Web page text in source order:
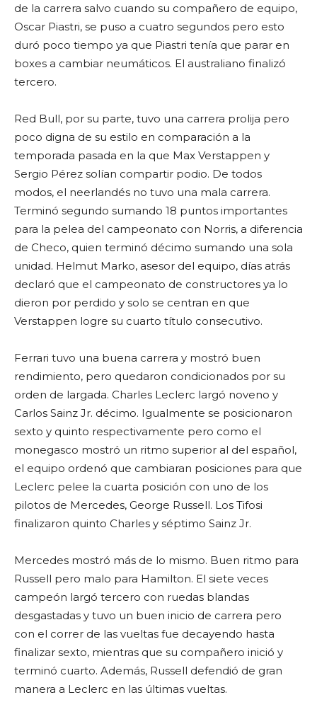
de la carrera salvo cuando su compañero de equipo,
Oscar Piastri, se puso a cuatro segundos pero esto
duró poco tiempo ya que Piastri tenía que parar en
boxes a cambiar neumáticos. El australiano finalizó
tercero.
Red Bull, por su parte, tuvo una carrera prolija pero
poco digna de su estilo en comparación a la
temporada pasada en la que Max Verstappen y
Sergio Pérez solían compartir podio. De todos
modos, el neerlandés no tuvo una mala carrera.
Terminó segundo sumando 18 puntos importantes
para la pelea del campeonato con Norris, a diferencia
de Checo, quien terminó décimo sumando una sola
unidad. Helmut Marko, asesor del equipo, días atrás
declaró que el campeonato de constructores ya lo
dieron por perdido y solo se centran en que
Verstappen logre su cuarto título consecutivo.
Ferrari tuvo una buena carrera y mostró buen
rendimiento, pero quedaron condicionados por su
orden de largada. Charles Leclerc largó noveno y
Carlos Sainz Jr. décimo. Igualmente se posicionaron
sexto y quinto respectivamente pero como el
monegasco mostró un ritmo superior al del español,
el equipo ordenó que cambiaran posiciones para que
Leclerc pelee la cuarta posición con uno de los
pilotos de Mercedes, George Russell. Los Tifosi
finalizaron quinto Charles y séptimo Sainz Jr.
Mercedes mostró más de lo mismo. Buen ritmo para
Russell pero malo para Hamilton. El siete veces
campeón largó tercero con ruedas blandas
desgastadas y tuvo un buen inicio de carrera pero
con el correr de las vueltas fue decayendo hasta
finalizar sexto, mientras que su compañero inició y
terminó cuarto. Además, Russell defendió de gran
manera a Leclerc en las últimas vueltas.